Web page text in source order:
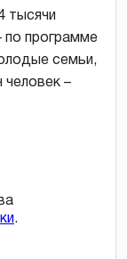
тысячи
по программе
семьи,
человек –
.